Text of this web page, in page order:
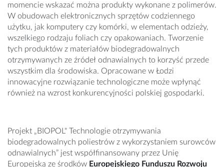
momencie wskazać można produkty wykonane z polimerów.
W obudowach elektronicznych sprzętów codziennego
użytku, jak komputery czy komórki, w elementach odzieży,
wszelkiego rodzaju foliach czy opakowaniach. Tworzenie
tych produktów z materiałów biodegradowalnych
otrzymywanych ze źródeł odnawialnych to korzyść przede
wszystkim dla środowiska. Opracowane w Łodzi
innowacyjne rozwiązanie technologiczne może wpłynąć
również na wzrost konkurencyjności polskiej gospodarki.
Projekt „BIOPOL" Technologie otrzymywania
biodegradowalnych poliestrów z wykorzystaniem surowców
odnawialnych” jest współfinansowany przez Unię
Europejską ze środków Europejskiego Funduszu Rozwoju